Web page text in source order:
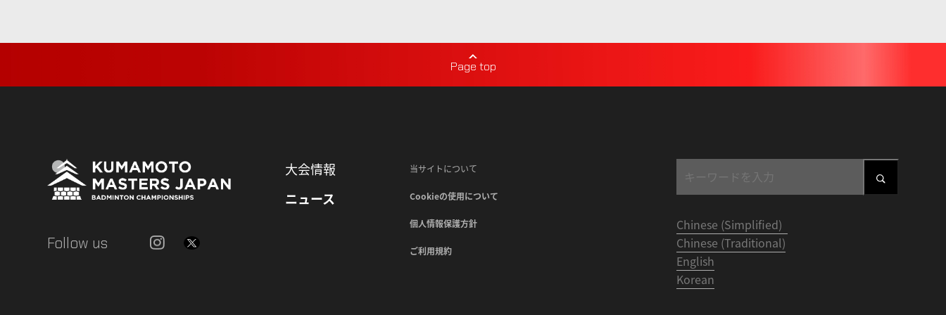
Page top
Follow us
大会情報
ニュース
当サイトについて
Cookieの使用について
個人情報保護方針
ご利用規約
Chinese (Simplified)
Chinese (Traditional)
English
Korean